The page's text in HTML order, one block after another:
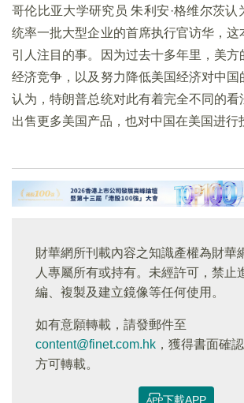
哥伦比亚大学研究员 朱利安·格维尔茨认
统率一批大型企业的首席执行官访华，这
引人注目的事。因为过去十多年里，美方
经济竞争，以及努力降低美国经济对中国
认为，特朗普总统对此有着完全不同的看
出售更多美国产品，也对中国在美国进行
財華網所刊載內容之知識產權為財華
人專屬所有或持有。未經許可，禁止
編、複製及建立鏡像等任何使用。
如有意願轉載，請發郵件至
content@finet.com.hk ，獲得書面確
方可轉載。
下載APP